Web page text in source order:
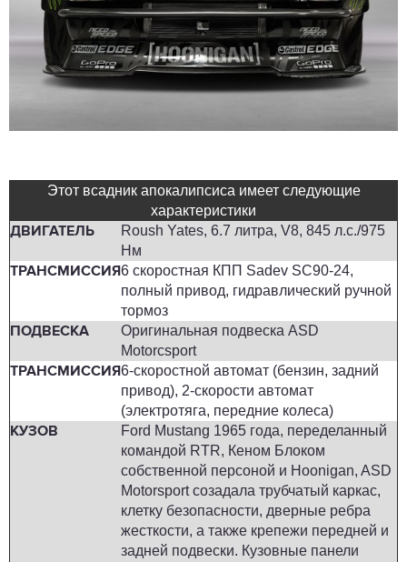
Этот всадник апокалипсиса имеет следующие
характеристики
ДВИГАТЕЛЬ
Roush Yates, 6.7 литра, V8, 845 л.с./975
Нм
ТРАНСМИССИЯ6 скоростная КПП Sadev SC90-24,
полный привод, гидравлический ручной
тормоз
ПОДВЕСКА
Оригинальная подвеска ASD
Motorcsport
ТРАНСМИССИЯ6-скоростной автомат (бензин, задний
привод), 2-скорости автомат
(электротяга, передние колеса)
КУЗОВ
Ford Mustang 1965 года, переделанный
командой RTR, Кеном Блоком
собственной персоной и Hoonigan, ASD
Motorsport созадала трубчатый каркас,
клетку безопасности, дверные ребра
жесткости, а также крепежи передней и
задней подвески. Кузовные панели